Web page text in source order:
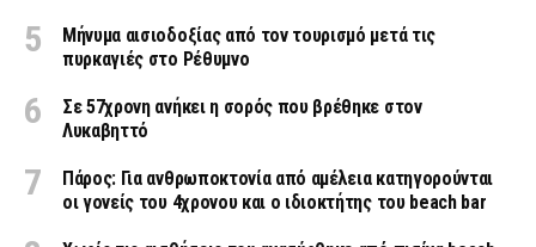
Μήνυμα αισιοδοξίας από τον τουρισμό μετά τις
πυρκαγιές στο Ρέθυμνο
Σε 57χρονη ανήκει η σορός που βρέθηκε στον
Λυκαβηττό
Πάρος: Για ανθρωποκτονία από αμέλεια κατηγορούνται
οι γονείς του 4χρονου και ο ιδιοκτήτης του beach bar